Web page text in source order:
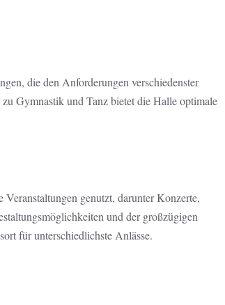
die den Anforderungen verschiedenster
Gymnastik und Tanz bietet die Halle optimale
genutzt, darunter Konzerte,
und der großzügigen
für unterschiedlichste Anlässe.